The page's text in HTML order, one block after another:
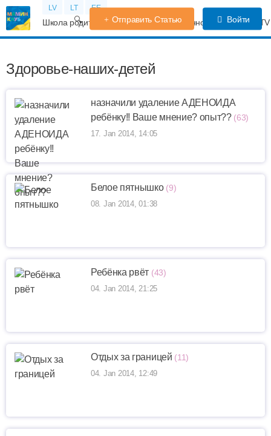
LV LT EE
Школа родителей Календарь беременности Форум
Отправить Статью Войти
Здоровье-наших-детей
назначили удаление АДЕНОИДА
ребёнку!! Ваше мнение? опыт?? (63)
17. Jan 2014, 14:05
Белое пятнышко (9)
08. Jan 2014, 01:38
Ребёнка рвёт (43)
04. Jan 2014, 21:25
Отдых за границей (11)
04. Jan 2014, 12:49